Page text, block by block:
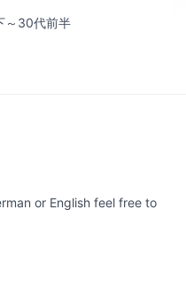
～30代前半
or English feel free to